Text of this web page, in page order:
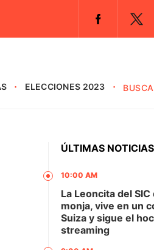
ELECCIONES 2023
ÚLTIMAS NOTICIAS
10:00 AM
La Leoncita del
monja, vive en un
Suiza y sigue el
streaming